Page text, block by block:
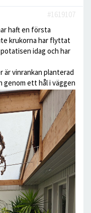
#1619107
haft en första
krukorna har flyttat
idag och har
är vinrankan planterad
genom ett hål i väggen